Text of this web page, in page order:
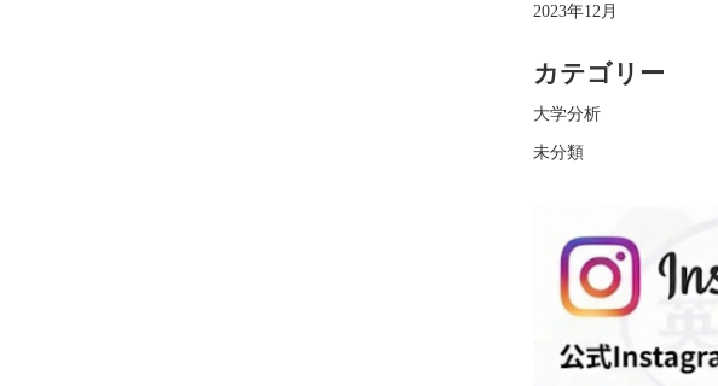
2023年12月
カテゴリー
大学分析
未分類